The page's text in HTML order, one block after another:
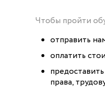
Чтобы пройти
отправить
оплатить
права,